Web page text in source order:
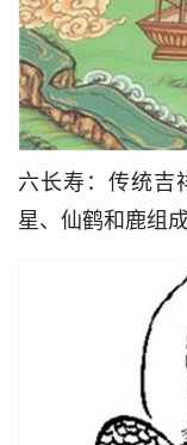
六长寿：传统吉
星、仙鹤和鹿组